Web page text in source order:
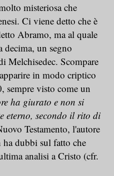
misteriosa che
Ci viene detto che è
Abramo, ma al quale
decima, un segno
Melchisedec. Scompare
in modo criptico
sempre visto come un
ha giurato e non si
eterno, secondo il rito di
Testamento, l'autore
dubbi sul fatto che
analisi a Cristo (cfr.